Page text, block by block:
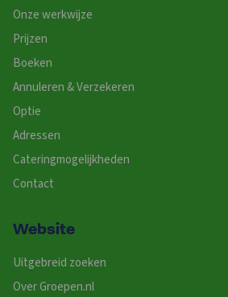
Onze werkwijze
Prijzen
Boeken
Annuleren & Verzekeren
Optie
Adressen
Cateringmogelijkheden
Contact
Website
Uitgebreid zoeken
Over Groepen.nl